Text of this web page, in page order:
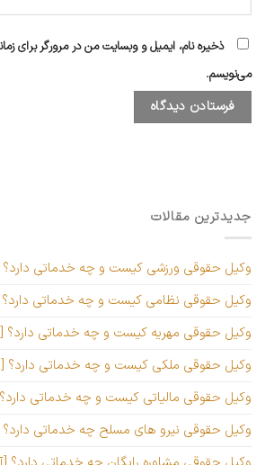
جدیدترین مقالات
وکیل حقوقی ورزشی کیست و چه خدماتی دارد؟
وکیل حقوقی نظامی کیست و چه خدماتی دارد؟
وکیل حقوقی مهریه کیست و چه خدماتی دارد؟
وکیل حقوقی ملکی کیست و چه خدماتی دارد؟
وکیل حقوقی مالیاتی کیست و چه خدماتی
وکیل حقوقی نیرو های مسلح چه خدماتی
ذخیره نام، ایمیل و وبسایت من در مرورگر برای
می‌نویسم.